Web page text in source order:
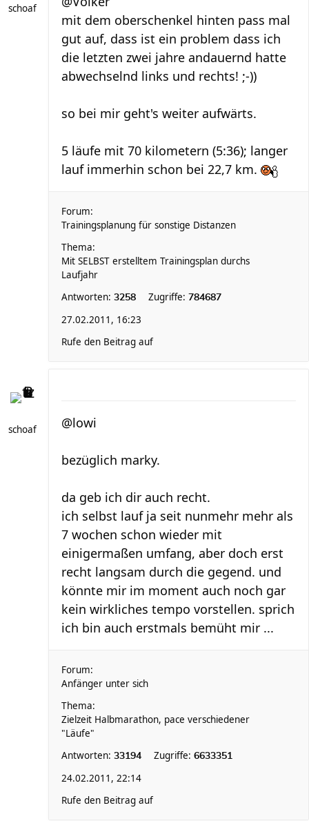
schoaf
mit dem oberschenkel hinten pass mal
gut auf, dass ist ein problem dass ich
die letzten zwei jahre andauernd hatte
abwechselnd links und rechts! ;-))
so bei mir geht's weiter aufwärts.
5 läufe mit 70 kilometern (5:36); langer
lauf immerhin schon bei 22,7 km.
Forum:
Trainingsplanung für sonstige Distanzen
Thema:
Mit SELBST erstelltem Trainingsplan durchs
Laufjahr
Antworten: 3258 Zugriffe: 784687
27.02.2011, 16:23
Rufe den Beitrag auf
schoaf @lowi
bezüglich marky.
da geb ich dir auch recht.
ich selbst lauf ja seit nunmehr mehr als
7 wochen schon wieder mit
einigermaßen umfang, aber doch erst
recht langsam durch die gegend. und
könnte mir im moment auch noch gar
kein wirkliches tempo vorstellen. sprich
ich bin auch erstmals bemüht mir ...
Forum:
Anfänger unter sich
Thema:
Zielzeit Halbmarathon, pace verschiedener
"Läufe"
Antworten: 33194 Zugriffe: 6633351
24.02.2011, 22:14
Rufe den Beitrag auf